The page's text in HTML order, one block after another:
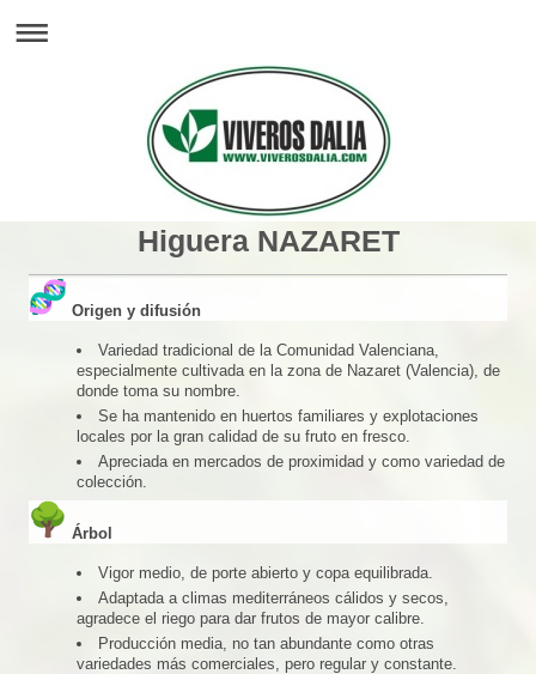
Higuera NAZARET
Origen y difusión
Variedad tradicional de la Comunidad Valenciana,
especialmente cultivada en la zona de Nazaret (Valencia), de
donde toma su nombre.
Se ha mantenido en huertos familiares y explotaciones
locales por la gran calidad de su fruto en fresco.
Apreciada en mercados de proximidad y como variedad de
colección.
Árbol
Vigor medio, de porte abierto y copa equilibrada.
Adaptada a climas mediterráneos cálidos y secos,
agradece el riego para dar frutos de mayor calibre.
Producción media, no tan abundante como otras
variedades más comerciales, pero regular y constante.